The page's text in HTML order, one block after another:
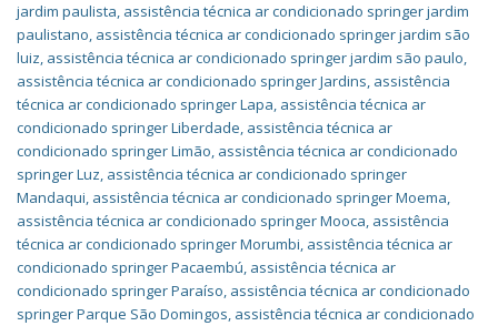
jardim paulista, assistência técnica ar condicionado springer jardim
paulistano, assistência técnica ar condicionado springer jardim são
luiz, assistência técnica ar condicionado springer jardim são paulo,
assistência técnica ar condicionado springer Jardins, assistência
técnica ar condicionado springer Lapa, assistência técnica ar
condicionado springer Liberdade, assistência técnica ar
condicionado springer Limão, assistência técnica ar condicionado
springer Luz, assistência técnica ar condicionado springer
Mandaqui, assistência técnica ar condicionado springer Moema,
assistência técnica ar condicionado springer Mooca, assistência
técnica ar condicionado springer Morumbi, assistência técnica ar
condicionado springer Pacaembú, assistência técnica ar
condicionado springer Paraíso, assistência técnica ar condicionado
springer Parque São Domingos, assistência técnica ar condicionado